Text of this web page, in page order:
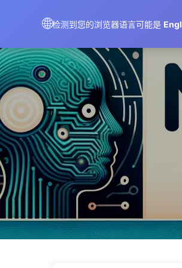
🌐检测到您的浏览器语言可能是
AIMeticulously